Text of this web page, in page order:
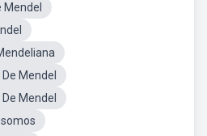
Mendel
Mendel
Mendel